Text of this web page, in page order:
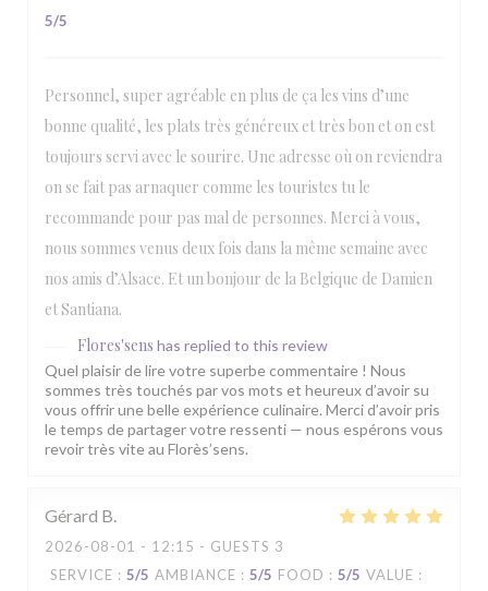
5/5
Personnel, super agréable en plus de ça les vins d’une
bonne qualité, les plats très généreux et très bon et on est
toujours servi avec le sourire. Une adresse où on reviendra
on se fait pas arnaquer comme les touristes tu le
recommande pour pas mal de personnes. Merci à vous,
nous sommes venus deux fois dans la même semaine avec
nos amis d’Alsace. Et un bonjour de la Belgique de Damien
et Santiana.
Flores'sens has replied to this review
Quel plaisir de lire votre superbe commentaire ! Nous
sommes très touchés par vos mots et heureux d’avoir su
vous offrir une belle expérience culinaire. Merci d’avoir pris
le temps de partager votre ressenti — nous espérons vous
revoir très vite au Florès’sens.
Gérard B
2026-08-01 - 12:15 - GUESTS 3
SERVICE : 5/5 AMBIANCE : 5/5 FOOD : 5/5 VALUE :